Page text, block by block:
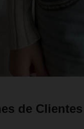
de Clientes